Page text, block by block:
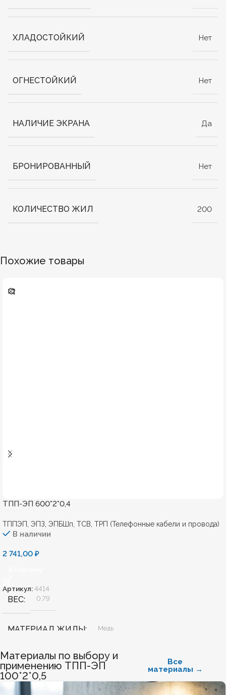
ХЛАДОСТОЙКИЙ Нет
ОГНЕСТОЙКИЙ Нет
НАЛИЧИЕ ЭКРАНА Да
БРОНИРОВАННЫЙ Нет
КОЛИЧЕСТВО ЖИЛ 200
Похожие товары
ТПП-ЭП 600*2*0,4
ТППЭП, ЭПЗ, ЭПБШп, ТСВ, ТРП (Телефонные кабели и провода)
В наличии
2 741,00 ₽
Артикул:4414
ВЕС 0,79
МАТЕРИАЛ ЖИЛЫ Медь
БЕЗГАЛОГЕННЫЙ Нет
ХЛАДОСТОЙКИЙ Нет
Материалы по выбору и
применению ТПП-ЭП
100*2*0,5
Все
материалы →